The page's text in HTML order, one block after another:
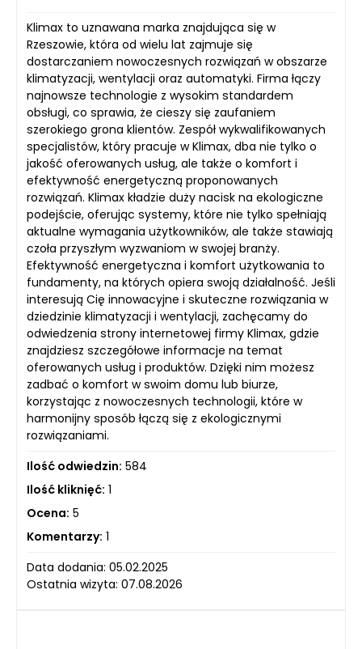
Klimax to uznawana marka znajdująca się w
Rzeszowie, która od wielu lat zajmuje się
dostarczaniem nowoczesnych rozwiązań w obszarze
klimatyzacji, wentylacji oraz automatyki. Firma łączy
najnowsze technologie z wysokim standardem
obsługi, co sprawia, że cieszy się zaufaniem
szerokiego grona klientów. Zespół wykwalifikowanych
specjalistów, który pracuje w Klimax, dba nie tylko o
jakość oferowanych usług, ale także o komfort i
efektywność energetyczną proponowanych
rozwiązań. Klimax kładzie duży nacisk na ekologiczne
podejście, oferując systemy, które nie tylko spełniają
aktualne wymagania użytkowników, ale także stawiają
czoła przyszłym wyzwaniom w swojej branży.
Efektywność energetyczna i komfort użytkowania to
fundamenty, na których opiera swoją działalność. Jeśli
interesują Cię innowacyjne i skuteczne rozwiązania w
dziedzinie klimatyzacji i wentylacji, zachęcamy do
odwiedzenia strony internetowej firmy Klimax, gdzie
znajdziesz szczegółowe informacje na temat
oferowanych usług i produktów. Dzięki nim możesz
zadbać o komfort w swoim domu lub biurze,
korzystając z nowoczesnych technologii, które w
harmonijny sposób łączą się z ekologicznymi
rozwiązaniami.
Ilość odwiedzin: 584
Ilość kliknięć: 1
Ocena: 5
Komentarzy: 1
Data dodania: 05.02.2025
Ostatnia wizyta: 07.08.2026